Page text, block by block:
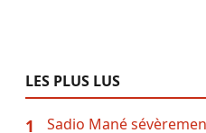
LES PLUS LUS
1
Sadio Mané